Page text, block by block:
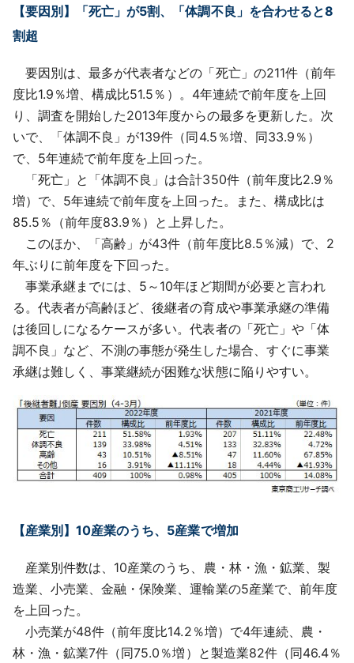
【要因別】「死亡」が5割、「体調不良」を合わせると8
割超
要因別は、最多が代表者などの「死亡」の211件（前年
度比1.9％増、構成比51.5％）。4年連続で前年度を上回
り、調査を開始した2013年度からの最多を更新した。次
いで、「体調不良」が139件（同4.5％増、同33.9％）
で、5年連続で前年度を上回った。
「死亡」と「体調不良」は合計350件（前年度比2.9％
増）で、5年連続で前年度を上回った。また、構成比は
85.5％（前年度83.9％）と上昇した。
このほか、「高齢」が43件（前年度比8.5％減）で、2
年ぶりに前年度を下回った。
事業承継までには、5～10年ほど期間が必要と言われ
る。代表者が高齢ほど、後継者の育成や事業承継の準備
は後回しになるケースが多い。代表者の「死亡」や「体
調不良」など、不測の事態が発生した場合、すぐに事業
承継は難しく、事業継続が困難な状態に陥りやすい。
【産業別】10産業のうち、5産業で増加
産業別件数は、10産業のうち、農・林・漁・鉱業、製
造業、小売業、金融・保険業、運輸業の5産業で、前年度
を上回った。
小売業が48件（前年度比14.2％増）で4年連続、農・
林・漁・鉱業7件（同75.0％増）と製造業82件（同46.4％